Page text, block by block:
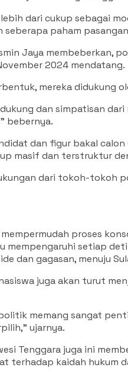
dari cukup sebagai
seberapa paham
Jaya membeberkan,
2024 mendatang.
mereka didukung
dan simpatisan
bebernya.
dan figur bakal
masif dan terstruktur
dari tokoh-tokoh
proses
mempengaruhi setiap
dan gagasan, menuju
juga akan turut
memang sangat
ujarnya.
Tenggara juga ini
terhadap kaidah hukum